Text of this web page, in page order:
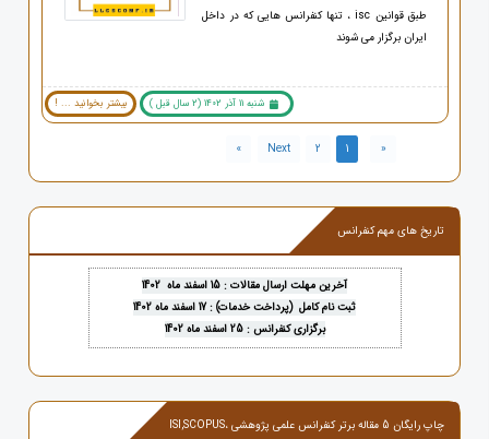
طبق قوانین isc ، تنها کنفرانس هایی که در داخل
ایران برگزار می شوند
شنبه 11 آذر 1402 (2 سال قبل ) بیشتر بخوانید ... !
«
1
2
Next
»
تاریخ های مهم کنفرانس
آخرین مهلت ارسال مقالات : 15 اسفند ماه 1402
ثبت نام کامل (پرداخت خدمات) : 17 اسفند ماه 1402
برگزاری کنفرانس : 25 اسفند ماه 1402
چاپ رایگان 5 مقاله برتر کنفرانس علمی پژوهشی ،ISI,SCOPUS